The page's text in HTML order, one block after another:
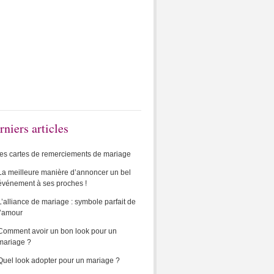
articles
cartes de remerciements de mariage
meilleure manière d’annoncer un bel
à ses proches !
de mariage : symbole parfait de
avoir un bon look pour un
?
look adopter pour un mariage ?